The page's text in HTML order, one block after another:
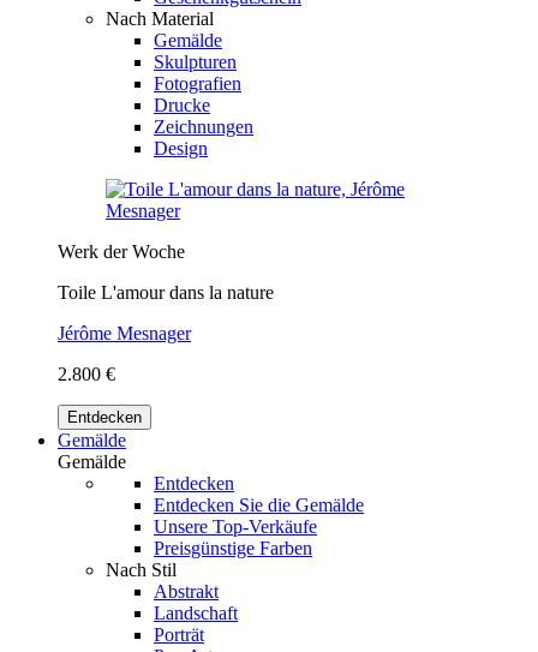
Nach Material
Gemälde
Skulpturen
Fotografien
Drucke
Zeichnungen
Design
Werk der Woche
Toile L'amour dans la nature
Jérôme Mesnager
2.800 €
Entdecken
Gemälde
Gemälde
Entdecken
Entdecken Sie die Gemälde
Unsere Top-Verkäufe
Preisgünstige Farben
Nach Stil
Abstrakt
Landschaft
Porträt